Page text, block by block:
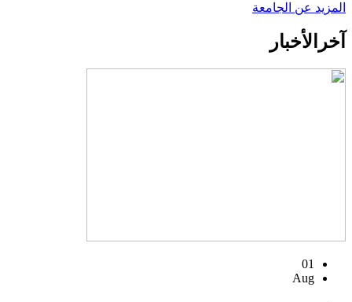
المزيد عن الجامعة
آخر الأخبار
01
Aug